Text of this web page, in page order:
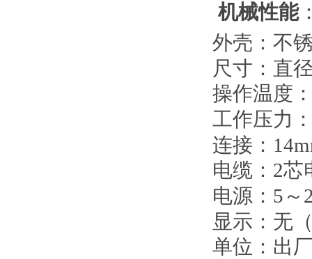
机械性能
外壳：不
尺寸：直
操作温度
工作压力
连接：
电缆： 2芯
电源： 5 ～
显示：无
单位：出